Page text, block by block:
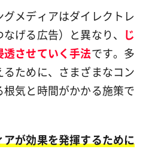
メディアはダイレクトレ
げる広告）と異なり、
じ
させていく手法です。多
ために、さまざまなコン
気と時間がかかる施策で
が効果を発揮するために